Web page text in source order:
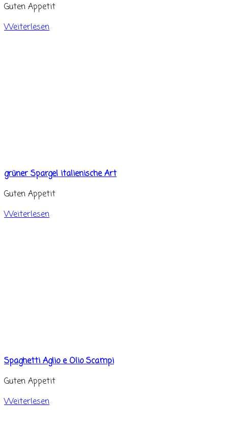
Guten Appetit
Weiterlesen
grüner Spargel italienische Art
Guten Appetit
Weiterlesen
Spaghetti Aglio e Olio Scampi
Guten Appetit
Weiterlesen